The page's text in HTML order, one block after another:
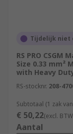
Tijdelijk niet
RS PRO
Size 0.33 mm²
with Heavy
RS-stocknr. 208-
Subtotaal (1 zak
€ 50,22(excl.
Aantal